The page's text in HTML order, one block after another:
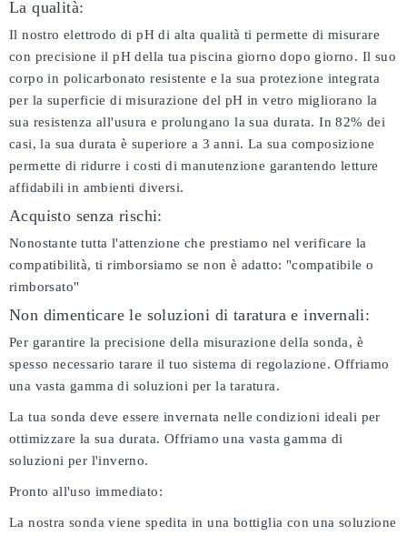
La qualità:
Il nostro elettrodo di pH di alta qualità ti permette di misurare
con precisione il pH della tua piscina giorno dopo giorno. Il suo
corpo in policarbonato resistente e la sua protezione integrata
per la superficie di misurazione del pH in vetro migliorano la
sua resistenza all'usura e prolungano la sua durata. In 82% dei
casi, la sua durata è superiore a 3 anni. La sua composizione
permette di ridurre i costi di manutenzione garantendo letture
affidabili in ambienti diversi.
Acquisto senza rischi:
Nonostante tutta l'attenzione che prestiamo nel verificare la
compatibilità, ti rimborsiamo se non è adatto: "compatibile o
rimborsato"
Non dimenticare le soluzioni di taratura e invernali:
Per garantire la precisione della misurazione della sonda, è
spesso necessario tarare il tuo sistema di regolazione. Offriamo
una vasta gamma di soluzioni per la taratura.
La tua sonda deve essere invernata nelle condizioni ideali per
ottimizzare la sua durata. Offriamo una vasta gamma di
soluzioni per l'inverno.
Pronto all'uso immediato:
La nostra sonda viene spedita in una bottiglia con una soluzione